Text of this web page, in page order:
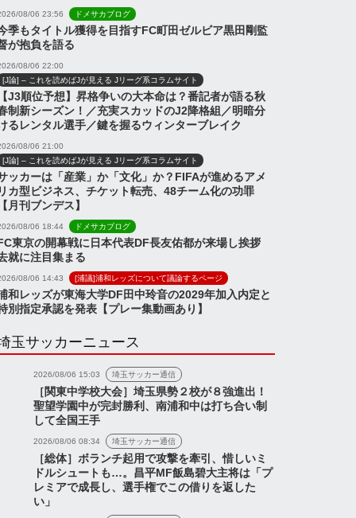
l
08/06 23:56 ドメサカブログ
季もタイトル獲得を目指すFC町田ゼルビア黒田剛監
が抱負を語る
08/06 22:00
[J論] – これを読めばJが見える Jリーグ系コラムサイト
J3順位予想】昇格争いの大本命は？番記者が語る秋
制新シーズン！／充実スカッドのJ2降格組／明暗分
るレンタル選手／鍵を握るウィンターブレイク
08/06 21:00
[J論] – これを読めばJが見える Jリーグ系コラムサイト
ッカーは「産業」か「文化」か？FIFAが進めるアメ
カ型ビジネス、チケット転売、48チーム化の功罪
月刊ブンデス】
08/06 18:44 ドメサカブログ
東京の開幕戦に日本代表DF長友佑都が来場し挨拶
就に注目集まる
08/06 14:43 [浦議]浦和レッズについて議論するページ
和レッズが東海大学DF田中玲音の2029年加入内定と
別指定承認を発表【プレー集動画あり】
玉サッカーニュース
2026/08/06 15:03 埼玉サッカー通信
［関東中学校大会］埼玉県勢２校が８強進出！
聖望学園中が完封勝利、南浦和中は打ち合い制
して全国王手
2026/08/06 08:34 埼玉サッカー通信
［総体］ボランチ起用で攻撃を牽引、惜しいミ
ドルシュートも…。昌平MF飯島碧大主将は「プ
レミアで成長し、選手権でこの借りを返した
い」